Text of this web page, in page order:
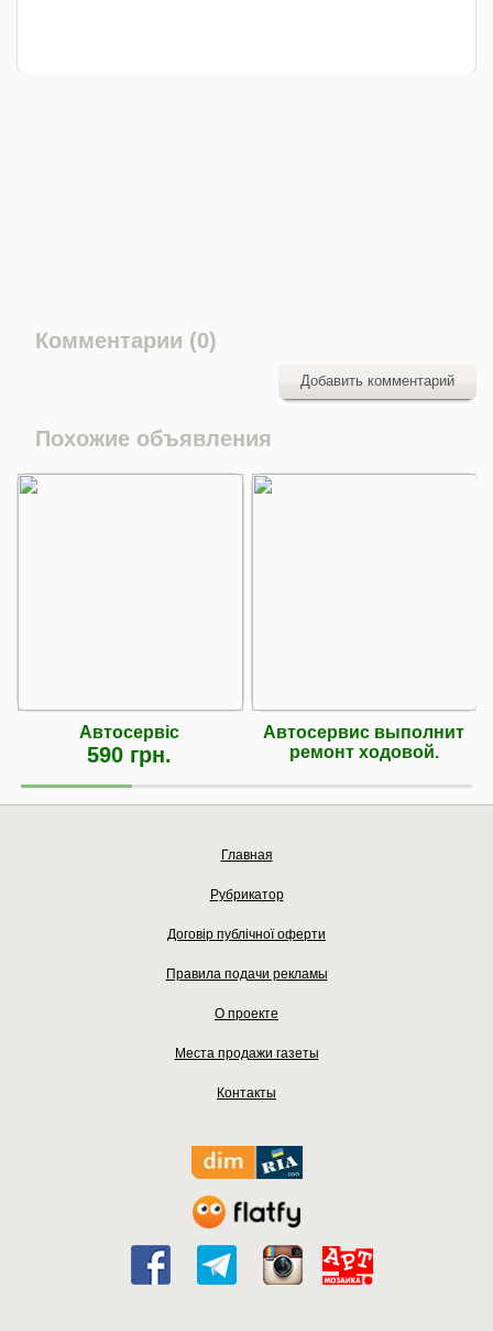
Комментарии (0)
Добавить комментарий
Похожие объявления
Автосервіс
590 грн.
Автосервис выполнит
ремонт ходовой.
Главная
Рубрикатор
Договір публічної оферти
Правила подачи рекламы
О проекте
Места продажи газеты
Контакты